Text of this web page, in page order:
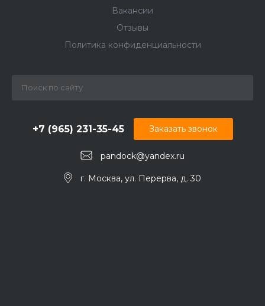
Вакансии
Отзывы
Политика конфиденциальности
pandock@yandex.ru
+7 (965) 231-35-45
г. Москва, ул. Перерва, д. 30
Заказать звонок